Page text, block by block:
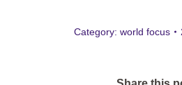
Category: world focus